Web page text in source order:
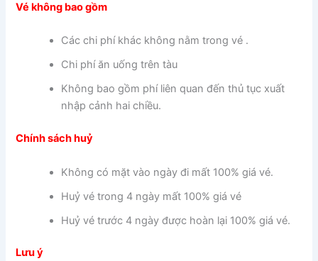
Vé không bao gồm
Các chi phí khác không nằm trong vé .
Chi phí ăn uống trên tàu
Không bao gồm phí liên quan đến thủ tục xuất
nhập cảnh hai chiều.
Chính sách huỷ
Không có mặt vào ngày đi mất 100% giá vé.
Huỷ vé trong 4 ngày mất 100% giá vé
Huỷ vé trước 4 ngày được hoàn lại 100% giá vé.
Lưu ý